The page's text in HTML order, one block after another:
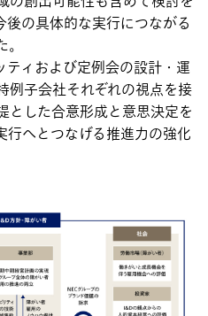
の具体的な実行につながる
ティおよび定例会の設計・運
例子会社それぞれの視点を接
とした合意形成と意思決定を
行へとつなげる推進力の強化